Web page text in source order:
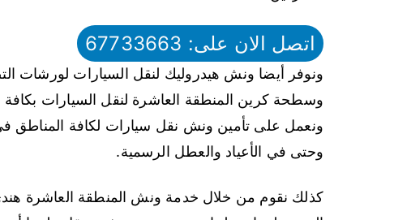
اتصل الان على: 67733663
ونوفر أيضا ونش هيدروليك لنقل السيارات لورشات
وسطحة كرين المنطقة العاشرة لنقل السيارات بكافة
وحتى في الأعياد والعطل الرسمية.
كذلك نقوم من خلال خدمة ونش المنطقة العاشرة